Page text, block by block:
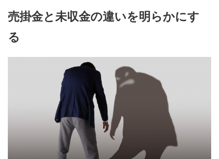
売掛金と未収金の違いを明らかにす
る